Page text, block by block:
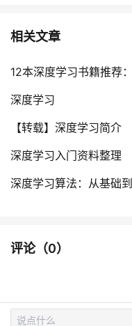
相关文章
12本深度学习书籍推荐
深度学习
【转载】深度学习简介
深度学习入门资料整理
深度学习算法：从基础
评论（0）